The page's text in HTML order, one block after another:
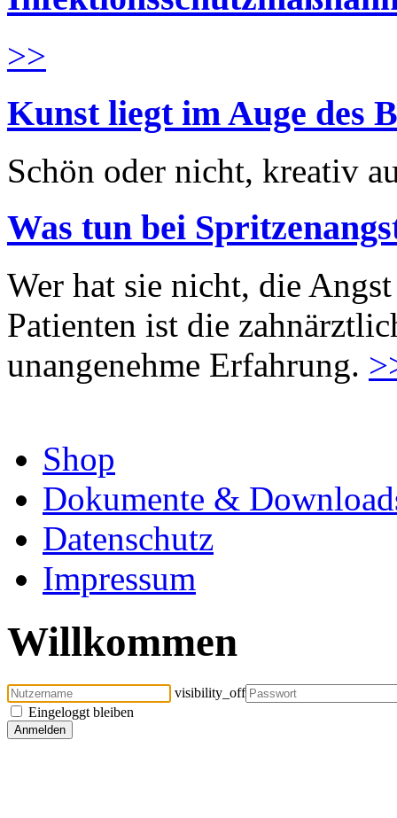
>>
Kunst liegt im Auge des
Schön oder nicht, kreativ
Was tun bei
Wer hat sie nicht, die
Patienten ist die
unangenehme Erfahrung.
Shop
Dokumente &
Datenschutz
Impressum
Willkommen
visibility_off
Eingeloggt bleiben